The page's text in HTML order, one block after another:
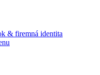
& firemná identita